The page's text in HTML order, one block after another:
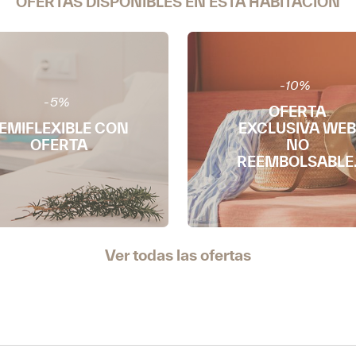
CON
OFERTA
-5%
OFERTA
EXCLUSIVA WEB
NO
-10%
Ver todas las ofertas